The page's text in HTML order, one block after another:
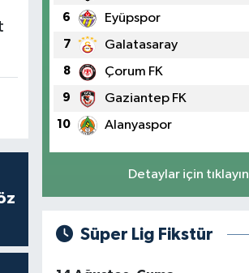
6 Eyüpspor
7 Galatasaray
8 Çorum FK
9 Gaziantep FK
10 Alanyaspor
Detaylar için tıklayın
Süper Lig Fikstür